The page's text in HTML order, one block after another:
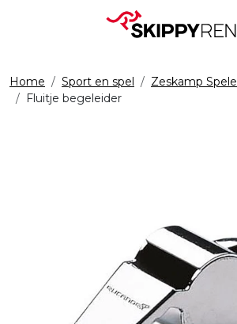
Home Sport en spel
Zeskamp
Fluitje begeleider